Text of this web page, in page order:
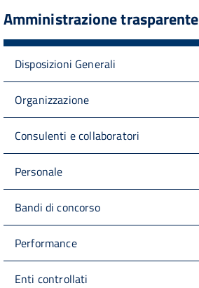
Amministrazione trasparente
Disposizioni Generali
Organizzazione
Consulenti e collaboratori
Personale
Bandi di concorso
Performance
Enti controllati